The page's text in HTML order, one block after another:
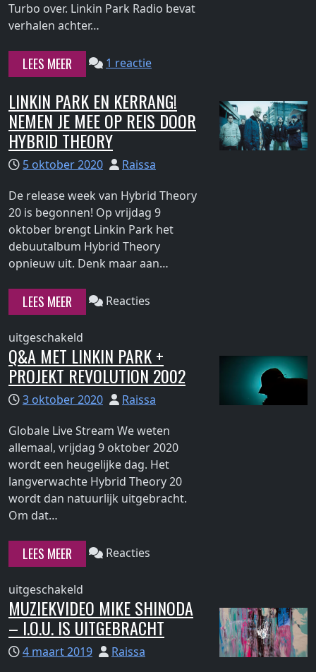
Turbo over. Linkin Park Radio bevat
verhalen achter…
"Het
Linkin
Park
Radio
neemt
tijdelijk
Turbo
over"
LEES MEER 1 reactie
kanaal
Linkin
Park
neemt
SiriusXM
Turbo
over
LINKIN PARK EN KERRANG!
NEMEN JE MEE OP REIS DOOR
HYBRID THEORY
5 oktober 2020
Raissa
De release week van Hybrid Theory
20 is begonnen! Op vrijdag 9
oktober brengt Linkin Park het
debuutalbum Hybrid Theory
opnieuw uit. Denk maar aan…
je
reis
door
Hybrid
Theory"
LEES MEER Reacties
uitgeschakeld
Linkin
Park
en
Kerrang!
je
mee
op
reis
door
Theory
Q&A MET LINKIN PARK +
PROJEKT REVOLUTION 2002
3 oktober 2020
Raissa
Globale Live Stream We weten
allemaal, vrijdag 9 oktober 2020
wordt een heugelijke dag. Het
langverwachte Hybrid Theory 20
wordt dan natuurlijk uitgebracht.
Om dat…
"Q&A
met
Linkin
Park
+
Projekt
Revolution
LEES MEER Reacties
uitgeschakeld
Q&A
met
Linkin
Park
MUZIEKVIDEO MIKE SHINODA
– I.O.U. IS UITGEBRACHT
4 maart 2019
Raissa